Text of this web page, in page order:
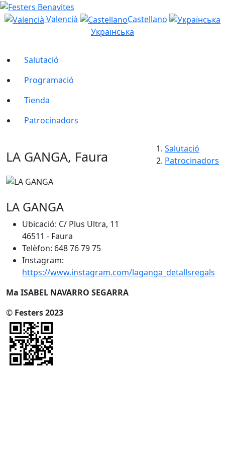
Valencià
Castellano
Українська
Salutació
Programació
Tienda
Patrocinadors
LA GANGA, Faura
Salutació
Patrocinadors
LA GANGA
Ubicació: C/ Plus Ultra, 11
46511 - Faura
Telèfon: 648 76 79 75
Instagram:
https://www.instagram.com/laganga_detallsregals
Ma ISABEL NAVARRO SEGARRA
© Festers 2023